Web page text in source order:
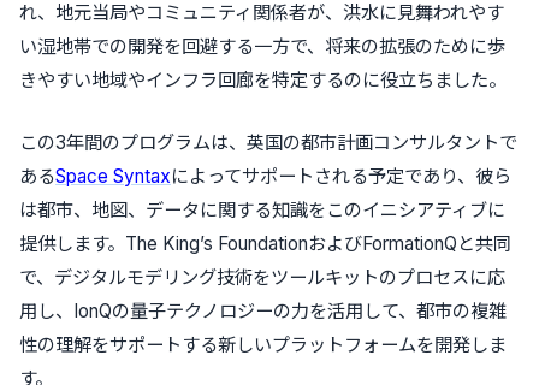
れ、地元当局やコミュニティ関係者が、洪水に見舞われやす
い湿地帯での開発を回避する一方で、将来の拡張のために歩
きやすい地域やインフラ回廊を特定するのに役立ちました。
この3年間のプログラムは、英国の都市計画コンサルタントで
あるSpace Syntaxによってサポートされる予定であり、彼ら
は都市、地図、データに関する知識をこのイニシアティブに
提供します。The King’s FoundationおよびFormationQと共同
で、デジタルモデリング技術をツールキットのプロセスに応
用し、IonQの量子テクノロジーの力を活用して、都市の複雑
性の理解をサポートする新しいプラットフォームを開発しま
す。